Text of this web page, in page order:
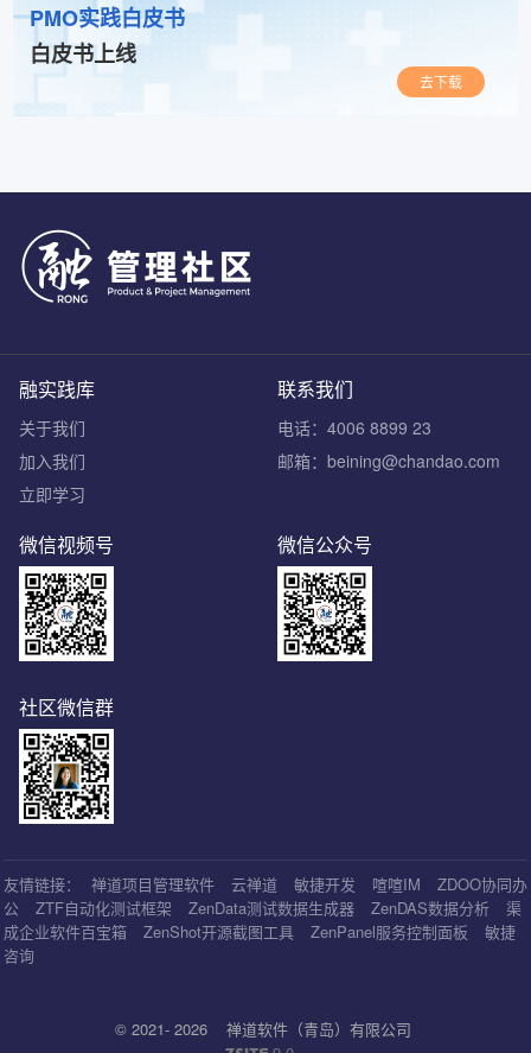
PMO实践白皮书
白皮书上线
去下载
联系我们
电话：4006 8899 23
邮箱：beining@chandao.com
融实践库
关于我们
加入我们
立即学习
微信公众号
微信视频号
社区微信群
友情链接： 禅道项目管理软件 云禅道 敏捷开发 喧喧IM
ZDOO协同办
公
ZTF自动化测试框架 ZenData测试数据生成器 ZenDAS数据分析
渠
成企业软件百宝箱
ZenShot开源截图工具 ZenPanel服务控制面板
敏捷
咨询
© 2021- 2026 禅道软件（青岛）有限公司